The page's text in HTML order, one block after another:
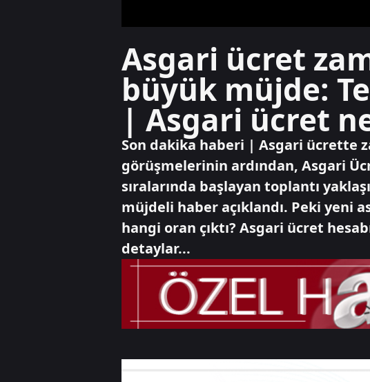
Asgari ücret
büyük müjde:
| Asgari ücret
Son dakika haberi | Asgari ücrette
görüşmelerinin ardından, Asgari
sıralarında başlayan toplantı
müjdeli haber açıklandı. Peki yeni
hangi oran çıktı? Asgari ücret
detaylar...